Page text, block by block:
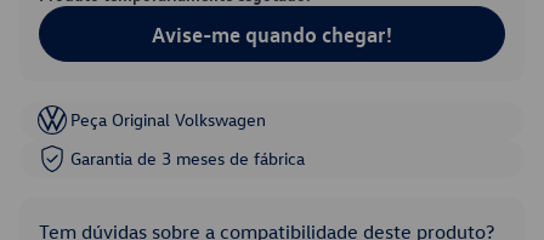
Avise-me quando chegar!
Peça Original Volkswagen
Garantia de 3 meses de fábrica
Tem dúvidas sobre a compatibilidade deste produto?